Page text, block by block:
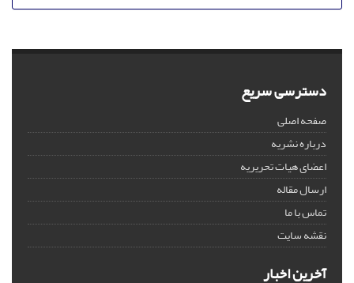
دسترسی سریع
صفحه اصلی
درباره نشریه
اعضای هیات تحریریه
ارسال مقاله
تماس با ما
نقشه سایت
آخرین اخبار